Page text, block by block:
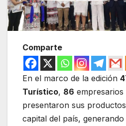
Comparte
En el marco de la edición
Turístico, 86
presentaron sus
capital del país, generando